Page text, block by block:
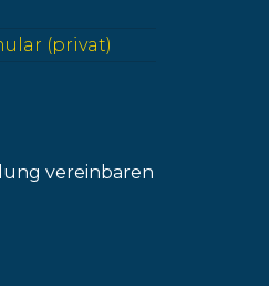
(privat)
vereinbaren